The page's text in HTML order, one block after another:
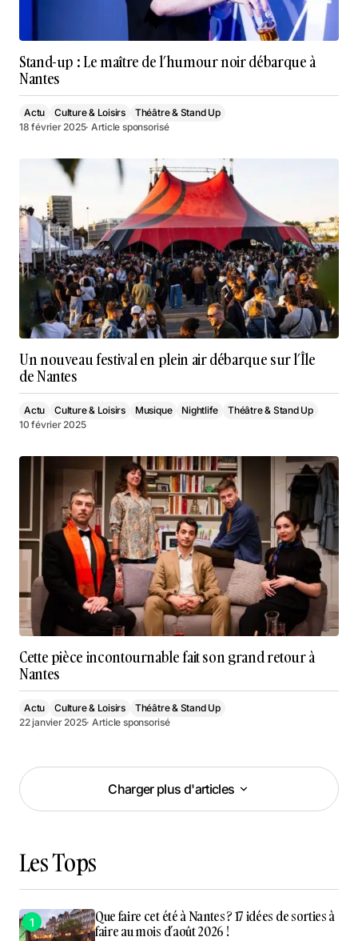
Stand-up : Le maître de l’humour noir débarque à
Nantes
Actu Culture & Loisirs
Théâtre & Stand Up
18 février 2025· Article sponsorisé
Un nouveau festival en plein air débarque sur l’Île
de Nantes
Actu Culture & Loisirs Musique Nightlife
Théâtre & Stand Up
10 février 2025
Cette pièce incontournable fait son grand retour à
Nantes
Actu Culture & Loisirs
Théâtre & Stand Up
22 janvier 2025· Article sponsorisé
Charger plus d'articles
Charger plus d'articles
Les Tops
Que faire cet été à Nantes ? 17 idées de sorties à
faire au mois d’août 2026 !